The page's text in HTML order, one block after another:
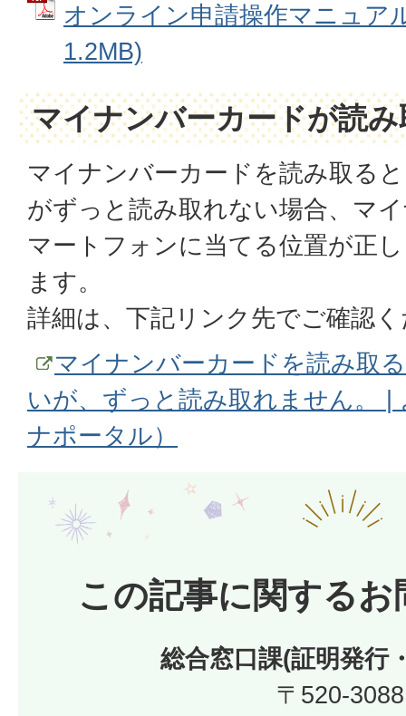
オンライン申請操作マニュア
1.2MB)
マイナンバーカードが読
マイナンバーカードを読み取る
がずっと読み取れない場合、マ
マートフォンに当てる位置が正
ます。
詳細は、下記リンク先でご確認
マイナンバーカードを読み取
いが、ずっと読み取れません。 |
ナポータル）
この記事に関するお
総合窓口課(証明発行
〒520-3088